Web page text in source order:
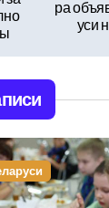
ра
уси